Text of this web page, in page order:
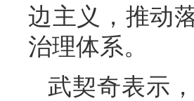
边主义，推动
治理体系。
武契奇表示